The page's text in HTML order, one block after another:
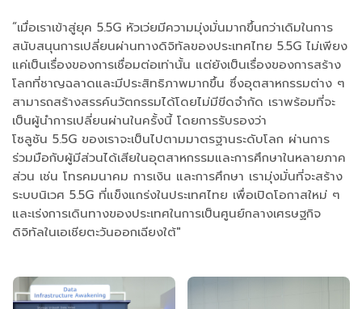
“เมื่อเราเข้าสู่ยุค 5.5G หัวเว่ยมีความมุ่งมั่นมากขึ้นกว่าเดิมในการ
สนับสนุนการเปลี่ยนผ่านทางดิจิทัลของประเทศไทย 5.5G ไม่เพียง
แค่เป็นเรื่องของการเชื่อมต่อเท่านั้น แต่ยังเป็นเรื่องของการสร้าง
โลกที่ชาญฉลาดและมีประสิทธิภาพมากขึ้น ซึ่งอุตสาหกรรมต่าง ๆ
สามารถสร้างสรรค์นวัตกรรมได้โดยไม่มีขีดจำกัด เราพร้อมที่จะ
เป็นผู้นำการเปลี่ยนผ่านในครั้งนี้ โดยการรับรองว่า
โซลูชัน 5.5G ของเราจะเป็นไปตามมาตรฐานระดับโลก ผ่านการ
ร่วมมือกับผู้มีส่วนได้เสียในอุตสาหกรรมและการศึกษาในหลายภาค
ส่วน เช่น โทรคมนาคม การเงิน และการศึกษา เรามุ่งมั่นที่จะสร้าง
ระบบนิเวศ 5.5G ที่แข็งแกร่งในประเทศไทย เพื่อเปิดโอกาสใหม่ ๆ
และเร่งการเดินทางของประเทศในการเป็นศูนย์กลางเศรษฐกิจ
ดิจิทัลในเอเชียตะวันออกเฉียงใต้"